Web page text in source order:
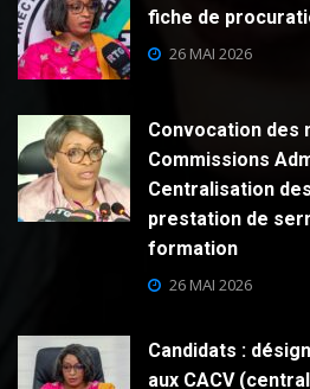
fiche de
26 MAI 2026
Convocation des
Commissions
Centralisation
prestation de
formation
26 MAI 2026
Candidats :
aux CACV